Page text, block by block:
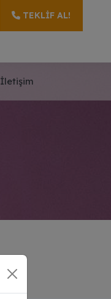
TEKLIF AL!
İletişim